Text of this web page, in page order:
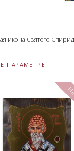
икона Святого
ПАРАМЕТРЫ